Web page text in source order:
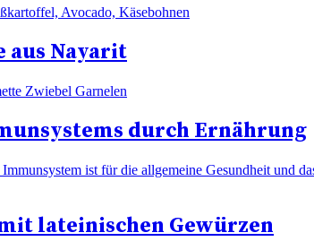
Avocado, Käsebohnen
aus Nayarit
Zwiebel Garnelen
durch Ernährung
ist für die allgemeine Gesundheit und
lateinischen Gewürzen